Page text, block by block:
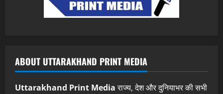
ABOUT UTTARAKHAND PRINT MEDIA
Uttarakhand Print Mediaराज्य, देश और दुनियाभर की सभी